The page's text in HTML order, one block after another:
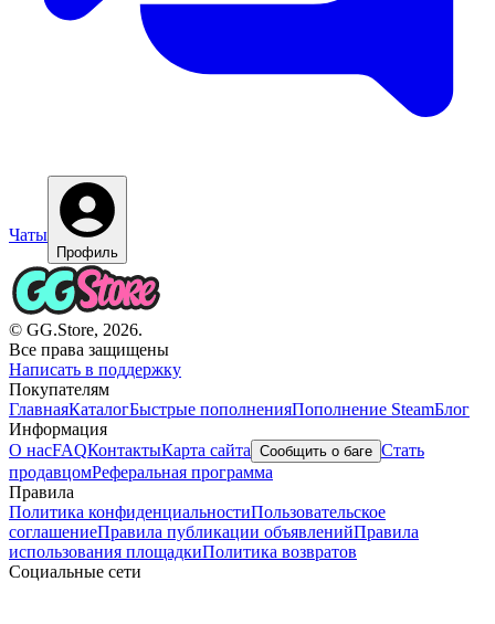
Чаты
Профиль
© GG.Store, 2026.
Все права защищены
Написать в поддержку
Покупателям
ГлавнаяКаталогБыстрые пополненияПополнение SteamБлог
Информация
О насFAQКонтактыКарта сайта Сообщить о баге Стать
продавцомРеферальная программа
Правила
Политика конфиденциальностиПользовательское
соглашениеПравила публикации объявленийПравила
использования площадкиПолитика возвратов
Социальные сети